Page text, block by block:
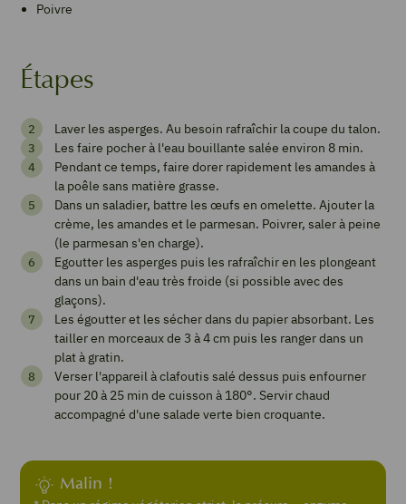
Étapes
Laver les asperges. Au besoin rafraîchir la coupe du talon.
Les faire pocher à l'eau bouillante salée environ 8 min.
Pendant ce temps, faire dorer rapidement les amandes à
la poêle sans matière grasse.
Dans un saladier, battre les œufs en omelette. Ajouter la
crème, les amandes et le parmesan. Poivrer, saler à peine
(le parmesan s'en charge).
Egoutter les asperges puis les rafraîchir en les plongeant
dans un bain d'eau très froide (si possible avec des
glaçons).
Les égoutter et les sécher dans du papier absorbant. Les
tailler en morceaux de 3 à 4 cm puis les ranger dans un
plat à gratin.
Verser l'appareil à clafoutis salé dessus puis enfourner
pour 20 à 25 min de cuisson à 180°. Servir chaud
accompagné d'une salade verte bien croquante.
Malin !
Poivre
salé
aux
asperges
vertes
amandes
et
parmesan
Imprimer
recette
Pin